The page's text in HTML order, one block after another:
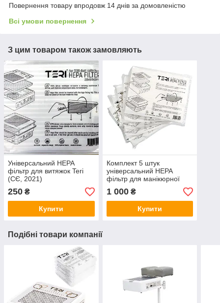
Повернення товару впродовж 14 днів за домовленістю
Всі умови повернення
З цим товаром також замовляють
Універсальний HEPA
фільтр для витяжок Teri
(СЄ, 2021)
250 ₴
Купити
Комплект 5 штук
універсальний HEPA
фільтр для манікюрної
витяжки Teri (СЄ, 2021)
1 000₴
Купити
Подібні товари компанії